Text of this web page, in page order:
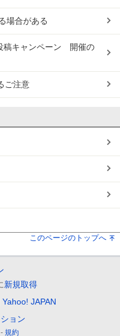
場合がある
稿キャンペーン 開催の
ご注意
このページのトップへ
新規取得
Yahoo! JAPAN
ョン
規約